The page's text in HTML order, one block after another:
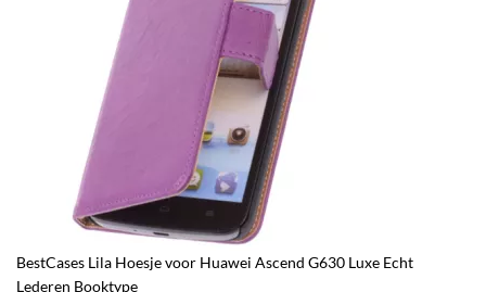
BestCases Lila Hoesje voor Huawei Ascend G630 Luxe Echt
Lederen Booktype